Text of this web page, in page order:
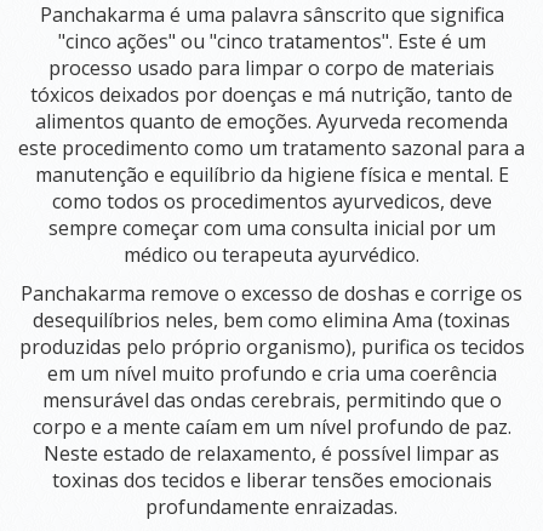
SALA GANESHA (PISO SUPERIOR)
SALA PSICOLOGIA
BLOG
LOJA
BEM-
ESTAR
VISUALIZAÇÃO SISTÊMICA
PSICOTERAPIA TRADICIONAL
PSICOTERAPIA DO AYURVEDA
YOGA MASSAGEM AYURVEDICA
Panchakarma é uma palavra sânscrito que significa
"cinco ações" ou "cinco tratamentos". Este é um
processo usado para limpar o corpo de materiais
tóxicos deixados por doenças e má nutrição, tanto de
alimentos quanto de emoções. Ayurveda recomenda
este procedimento como um tratamento sazonal para a
manutenção e equilíbrio da higiene física e mental. E
como todos os procedimentos ayurvedicos, deve
sempre começar com uma consulta inicial por um
médico ou terapeuta ayurvédico.
Panchakarma remove o excesso de doshas e corrige os
desequilíbrios neles, bem como elimina Ama (toxinas
produzidas pelo próprio organismo), purifica os tecidos
em um nível muito profundo e cria uma coerência
mensurável das ondas cerebrais, permitindo que o
corpo e a mente caíam em um nível profundo de paz.
Neste estado de relaxamento, é possível limpar as
toxinas dos tecidos e liberar tensões emocionais
profundamente enraizadas.